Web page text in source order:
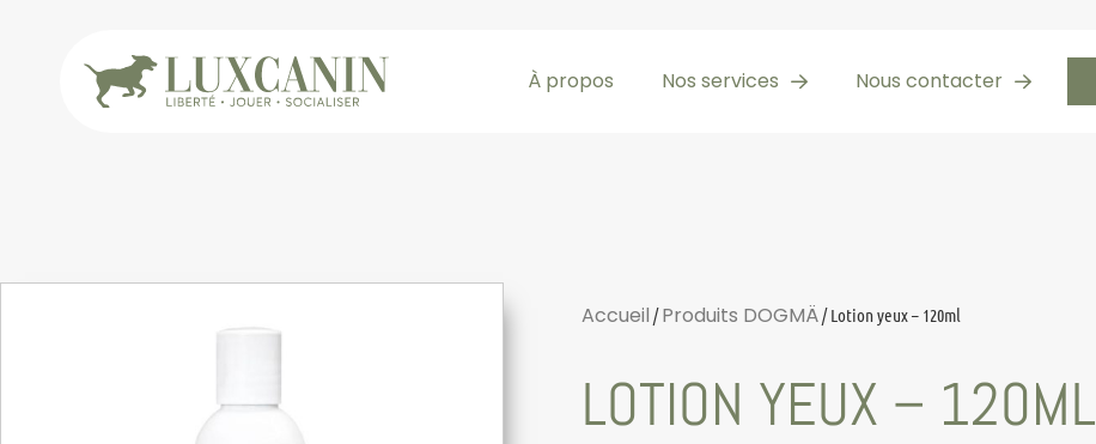
À propos Nos services Nous contacter
Accueil /Produits DOGMÄ/ Lotion yeux – 120ml
LOTION YEUX – 120ML